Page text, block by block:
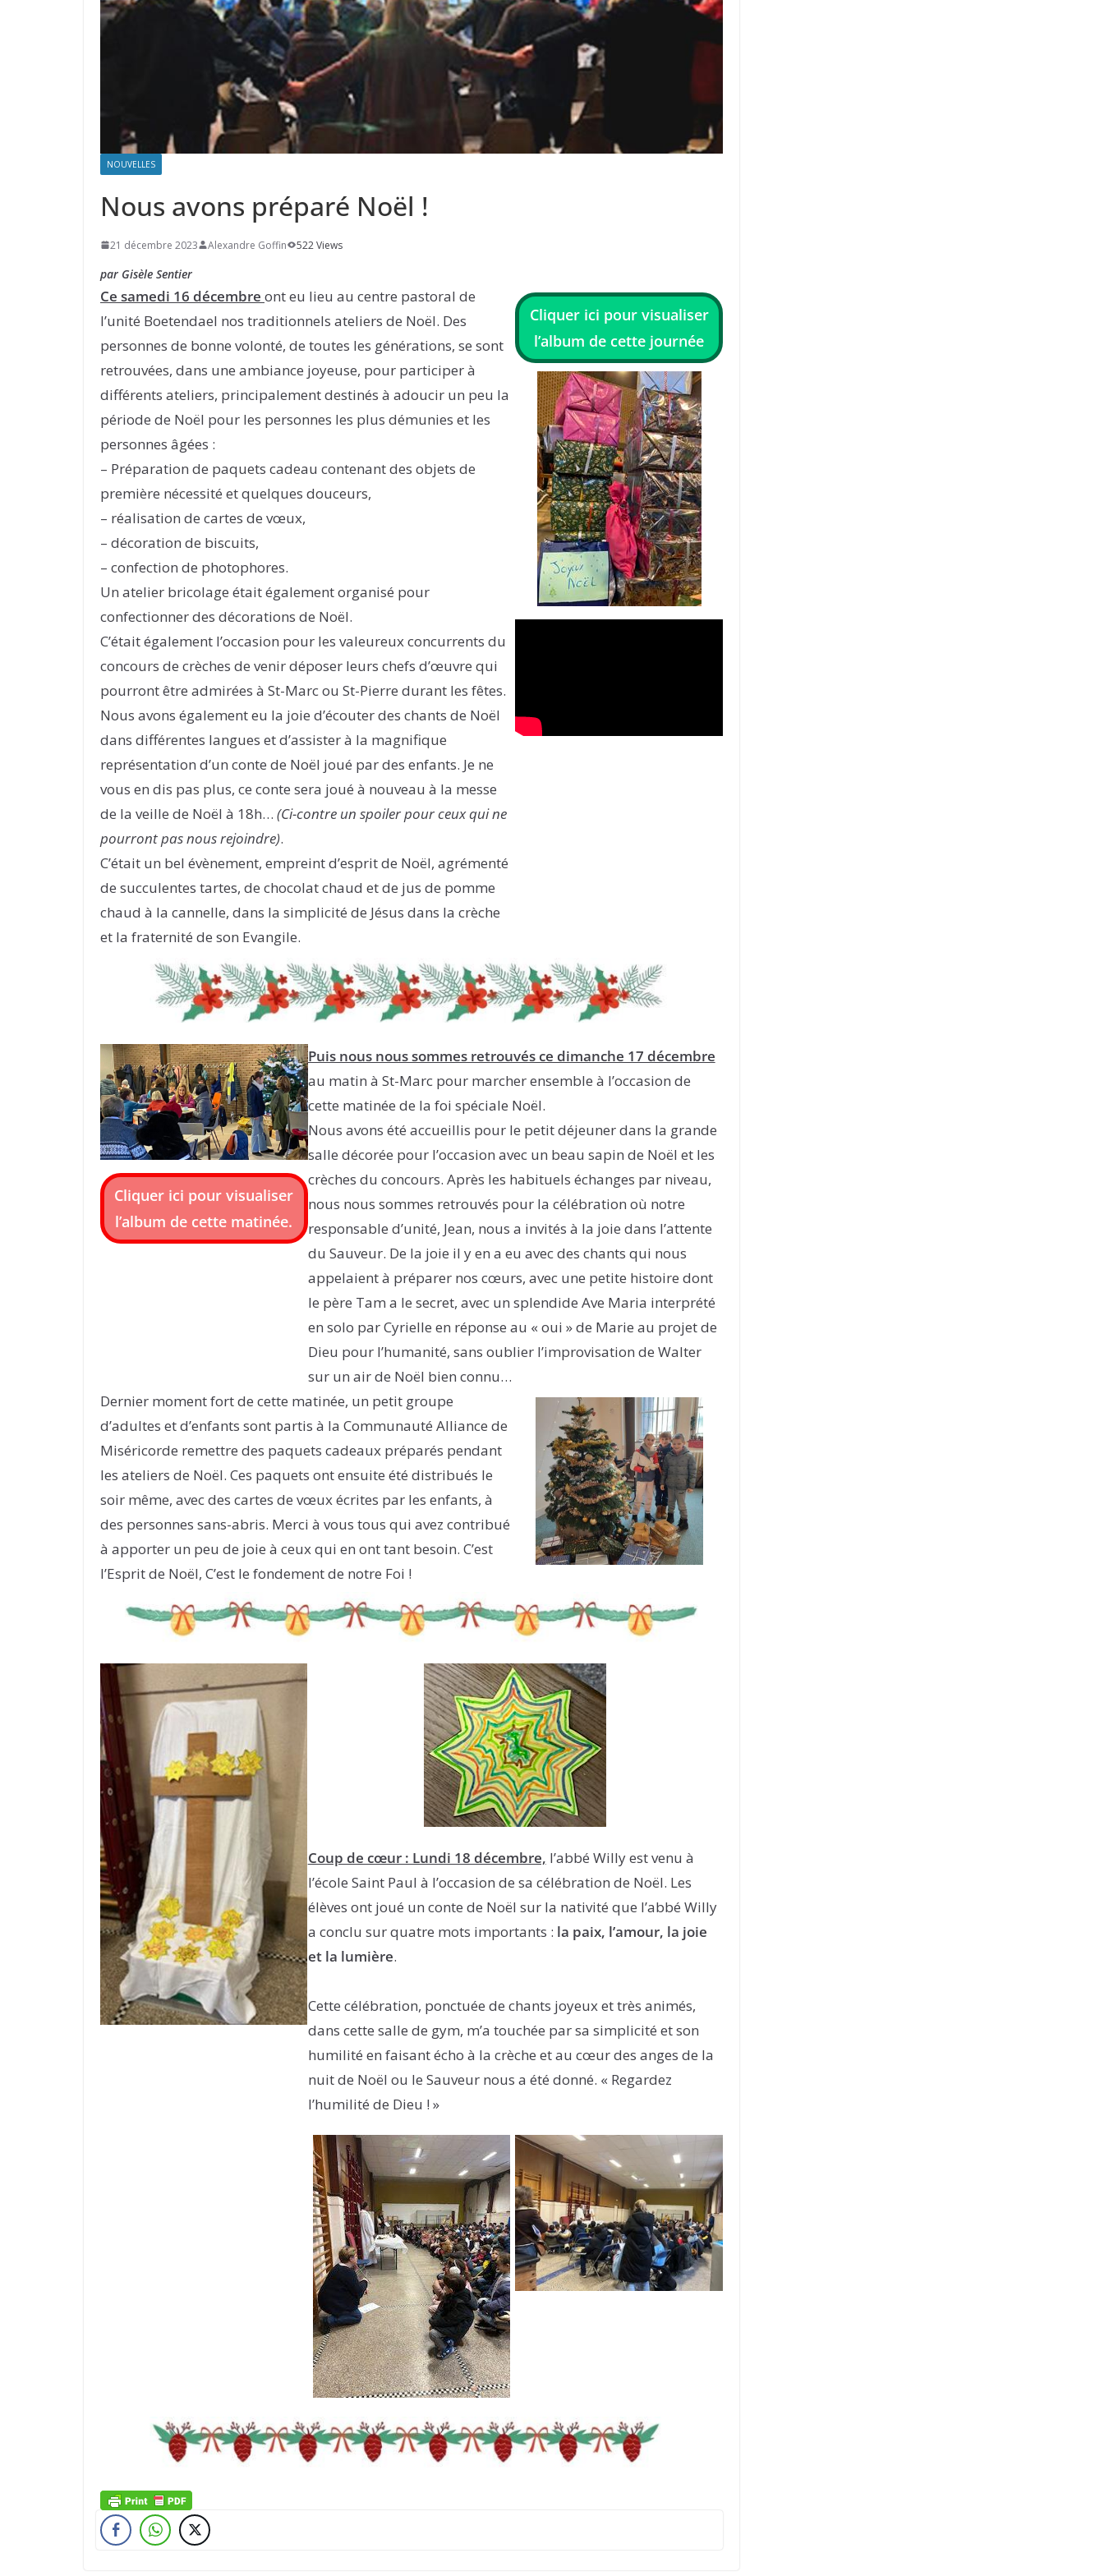
NOUVELLES
Nous avons préparé Noël !
21 décembre 2023 Alexandre Goffin 522 Views
par Gisèle Sentier
Ce samedi 16 décembre ont eu lieu au centre pastoral de
l’unité Boetendael nos traditionnels ateliers de Noël. Des
personnes de bonne volonté, de toutes les générations, se sont
retrouvées, dans une ambiance joyeuse, pour participer à
différents ateliers, principalement destinés à adoucir un peu la
période de Noël pour les personnes les plus démunies et les
personnes âgées :
– Préparation de paquets cadeau contenant des objets de
première nécessité et quelques douceurs,
– réalisation de cartes de vœux,
– décoration de biscuits,
– confection de photophores.
Un atelier bricolage était également organisé pour
confectionner des décorations de Noël.
C’était également l’occasion pour les valeureux concurrents du
concours de crèches de venir déposer leurs chefs d’œuvre qui
pourront être admirées à St-Marc ou St-Pierre durant les fêtes.
Nous avons également eu la joie d’écouter des chants de Noël
dans différentes langues et d’assister à la magnifique
représentation d’un conte de Noël joué par des enfants. Je ne
vous en dis pas plus, ce conte sera joué à nouveau à la messe
de la veille de Noël à 18h… (Ci-contre un spoiler pour ceux qui ne
pourront pas nous rejoindre).
C’était un bel évènement, empreint d’esprit de Noël, agrémenté
de succulentes tartes, de chocolat chaud et de jus de pomme
chaud à la cannelle, dans la simplicité de Jésus dans la crèche
et la fraternité de son Evangile.
Cliquer ici pour visualiser
l’album de cette journée
Cliquer ici pour visualiser
l’album de cette matinée.
Puis nous nous sommes retrouvés ce dimanche 17 décembre
au matin à St-Marc pour marcher ensemble à l’occasion de
cette matinée de la foi spéciale Noël.
Nous avons été accueillis pour le petit déjeuner dans la grande
salle décorée pour l’occasion avec un beau sapin de Noël et les
crèches du concours. Après les habituels échanges par niveau,
nous nous sommes retrouvés pour la célébration où notre
responsable d’unité, Jean, nous a invités à la joie dans l’attente
du Sauveur. De la joie il y en a eu avec des chants qui nous
appelaient à préparer nos cœurs, avec une petite histoire dont
le père Tam a le secret, avec un splendide Ave Maria interprété
en solo par Cyrielle en réponse au « oui » de Marie au projet de
Dieu pour l’humanité, sans oublier l’improvisation de Walter
sur un air de Noël bien connu…
Dernier moment fort de cette matinée, un petit groupe
d’adultes et d’enfants sont partis à la Communauté Alliance de
Miséricorde remettre des paquets cadeaux préparés pendant
les ateliers de Noël. Ces paquets ont ensuite été distribués le
soir même, avec des cartes de vœux écrites par les enfants, à
des personnes sans-abris. Merci à vous tous qui avez contribué
à apporter un peu de joie à ceux qui en ont tant besoin. C’est
l’Esprit de Noël, C’est le fondement de notre Foi !
Coup de cœur : Lundi 18 décembre, l’abbé Willy est venu à
l’école Saint Paul à l’occasion de sa célébration de Noël. Les
élèves ont joué un conte de Noël sur la nativité que l’abbé Willy
a conclu sur quatre mots importants : la paix, l’amour, la joie
et la lumière.
Cette célébration, ponctuée de chants joyeux et très animés,
dans cette salle de gym, m’a touchée par sa simplicité et son
humilité en faisant écho à la crèche et au cœur des anges de la
nuit de Noël ou le Sauveur nous a été donné. « Regardez
l’humilité de Dieu ! »